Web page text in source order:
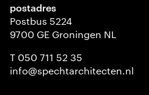
postadres
Postbus 5224
9700 GE Groningen NL
T 050 711 52 35
info@spechtarchitecten.nl